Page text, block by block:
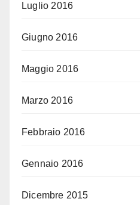
Luglio 2016
Giugno 2016
Maggio 2016
Marzo 2016
Febbraio 2016
Gennaio 2016
Dicembre 2015